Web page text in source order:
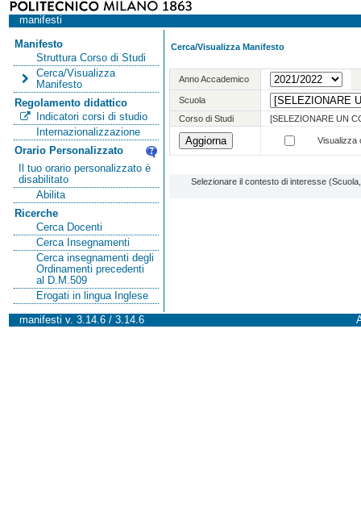
manifesti
Manifesto
Struttura Corso di Studi
Cerca/Visualizza
Manifesto
Regolamento didattico
Indicatori corsi di studio
Internazionalizzazione
Orario Personalizzato
Il tuo orario personalizzato è
disabilitato
Abilita
Ricerche
Cerca Docenti
Cerca Insegnamenti
Cerca insegnamenti degli
Ordinamenti precedenti
al D.M.509
Erogati in lingua Inglese
Cerca/Visualizza Manifesto
Anno Accademico
Scuola
Corso di Studi
[SELEZIONARE UN
Visualizza
Selezionare il contesto di interesse
manifesti v. 3.14.6 / 3.14.6